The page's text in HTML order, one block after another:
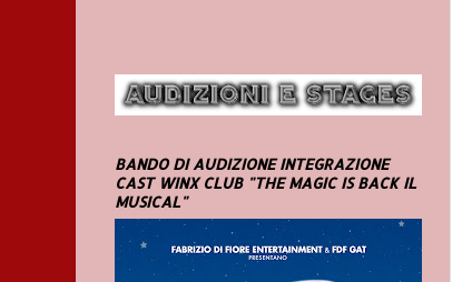
BANDO DI AUDIZIONE INTEGRAZIONE
CAST WINX CLUB "THE MAGIC IS BACK IL
MUSICAL"